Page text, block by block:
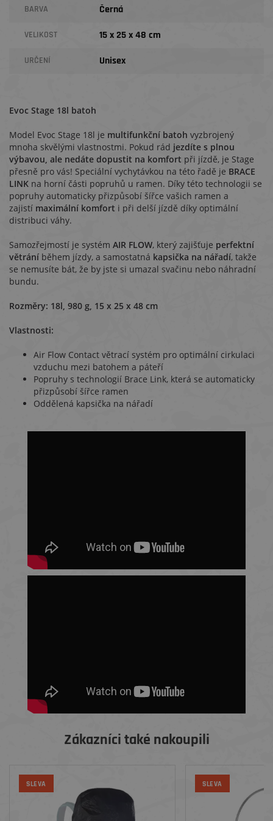
BARVA Černá
VELIKOST 15 x 25 x 48 cm
URČENÍ Unisex
Evoc Stage 18l batoh
Model Evoc Stage 18l je multifunkční batoh vyzbrojený
mnoha skvělými vlastnostmi. Pokud rád jezdíte s plnou
výbavou, ale nedáte dopustit na komfort při jízdě, je Stage
přesně pro vás! Speciální vychytávkou na této řadě je BRACE
LINK na horní části popruhů u ramen. Díky této technologii se
popruhy automaticky přizpůsobí šířce vašich ramen a
zajistí maximální komfort i při delší jízdě díky optimální
distribuci váhy.
Samozřejmostí je systém AIR FLOW, který zajišťuje perfektní
větrání během jízdy, a samostatná kapsička na nářadí, takže
se nemusíte bát, že by jste si umazal svačinu nebo náhradní
bundu.
Rozměry: 18l, 980 g, 15 x 25 x 48 cm
Vlastnosti:
Air Flow Contact větrací systém pro optimální cirkulaci
vzduchu mezi batohem a páteří
Popruhy s technologií Brace Link, která se automaticky
přizpůsobí šířce ramen
Oddělená kapsička na nářadí
Zákazníci také nakoupili
SLEVA SLEVA